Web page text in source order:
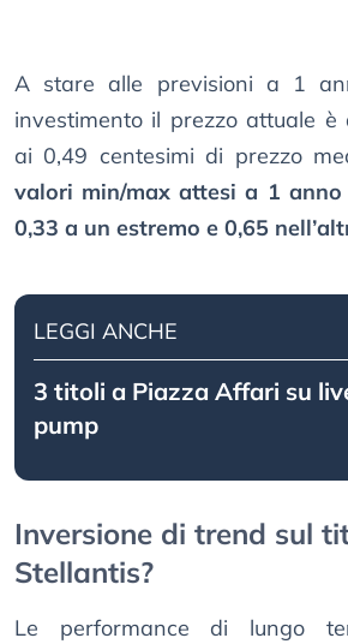
A stare alle previsioni a 1
investimento il prezzo attuale è
ai 0,49 centesimi di prezzo
valori min/max attesi a 1 anno
0,33 a un estremo e 0,65
LEGGI ANCHE
3 titoli a Piazza Affari su
pump
Inversione di trend sul
Stellantis?
Le performance di lungo